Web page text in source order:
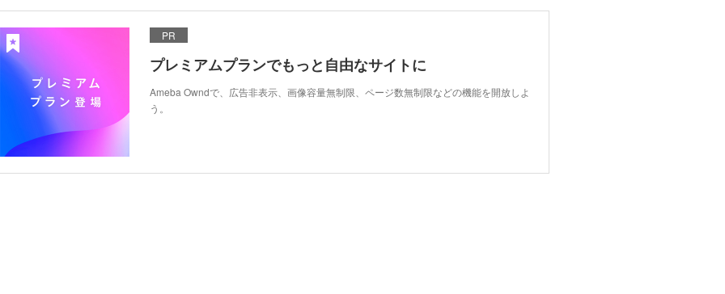
PR
プレミアムプランでもっと自由なサイトに
Ameba Owndで、広告非表示、画像容量無制限、ページ数無制限などの機能を開放しよ
う。